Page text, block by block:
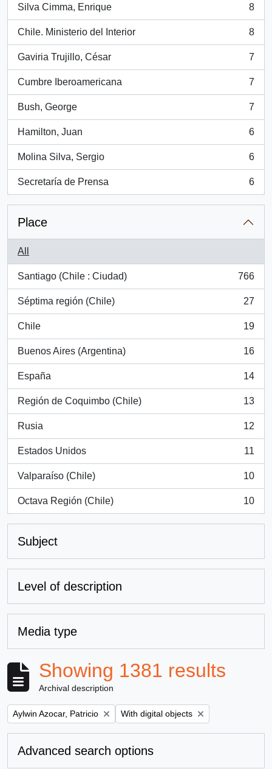
Silva Cimma, Enrique
, 8 results
8
Chile. Ministerio del Interior
, 8 results
8
Gaviria Trujillo, César
, 7 results
7
Cumbre Iberoamericana
, 7 results
7
Bush, George
, 7 results
7
Hamilton, Juan
, 6 results
6
Molina Silva, Sergio
, 6 results
6
Secretaría de Prensa
, 6 results
6
Place
All
Santiago (Chile : Ciudad)
, 766 results
766
Séptima región (Chile)
, 27 results
27
Chile
, 19 results
19
Buenos Aires (Argentina)
, 16 results
16
España
, 14 results
14
Región de Coquimbo (Chile)
, 13 results
13
Rusia
, 12 results
12
Estados Unidos
, 11 results
11
Valparaíso (Chile)
, 10 results
10
Octava Región (Chile)
, 10 results
10
Subject
Level of description
Media type
Showing 1381 results
Archival description
Remove filter:
Aylwin Azocar, Patricio Remove filter:
With digital objects
Advanced search options